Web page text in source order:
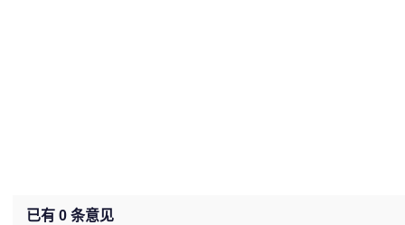
已有 0 条意见